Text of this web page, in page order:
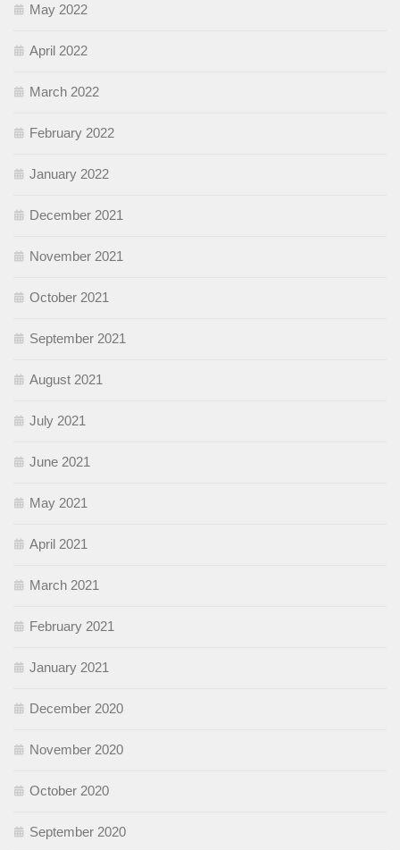
May 2022
April 2022
March 2022
February 2022
January 2022
December 2021
November 2021
October 2021
September 2021
August 2021
July 2021
June 2021
May 2021
April 2021
March 2021
February 2021
January 2021
December 2020
November 2020
October 2020
September 2020